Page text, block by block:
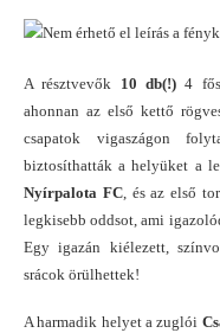
A résztvevők 10 db(!)4 fős
ahonnan az első kettő
csapatok vigaszágon
biztosíthatták a helyüket a
Nyírpalota FC, és az első
legkisebb oddsot, ami
Egy igazán kiélezett,
srácok örülhettek!
A harmadik helyet a zuglói